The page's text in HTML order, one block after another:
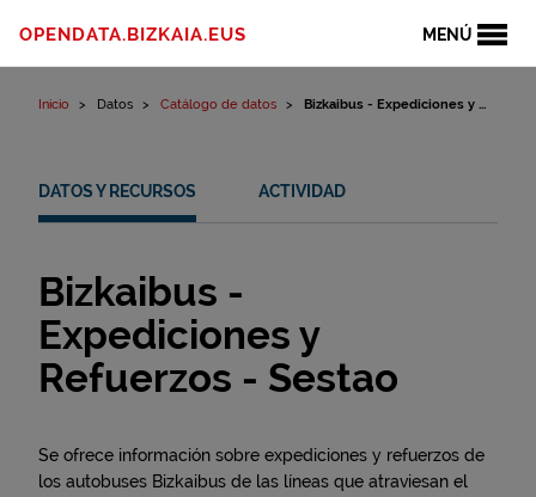
MENÚ
OPENDATA.BIZKAIA.EUS
Inicio Datos Catálogo de datos Bizkaibus - Expediciones y ...
DATOS Y RECURSOS ACTIVIDAD
Bizkaibus -
Expediciones y
Refuerzos - Sestao
Se ofrece información sobre expediciones y refuerzos de
los autobuses Bizkaibus de las líneas que atraviesan el